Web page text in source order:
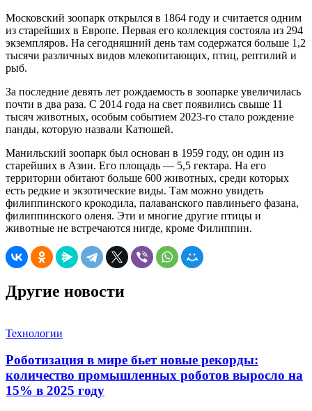
Московский зоопарк открылся в 1864 году и считается одним
из старейших в Европе. Первая его коллекция состояла из 294
экземпляров. На сегодняшний день там содержатся больше 1,2
тысячи различных видов млекопитающих, птиц, рептилий и
рыб.
За последние девять лет рождаемость в зоопарке увеличилась
почти в два раза. С 2014 года на свет появились свыше 11
тысяч животных, особым событием 2023-го стало рождение
панды, которую назвали Катюшей.
Манильский зоопарк был основан в 1959 году, он один из
старейших в Азии. Его площадь — 5,5 гектара. На его
территории обитают больше 600 животных, среди которых
есть редкие и экзотические виды. Там можно увидеть
филиппинского крокодила, палаванского павлиньего фазана,
филиппинского оленя. Эти и многие другие птицы и
животные не встречаются нигде, кроме Филиппин.
Другие новости
Технологии
Роботизация в мире бьет новые рекорды:
количество промышленных роботов выросло на
15% в 2025 году